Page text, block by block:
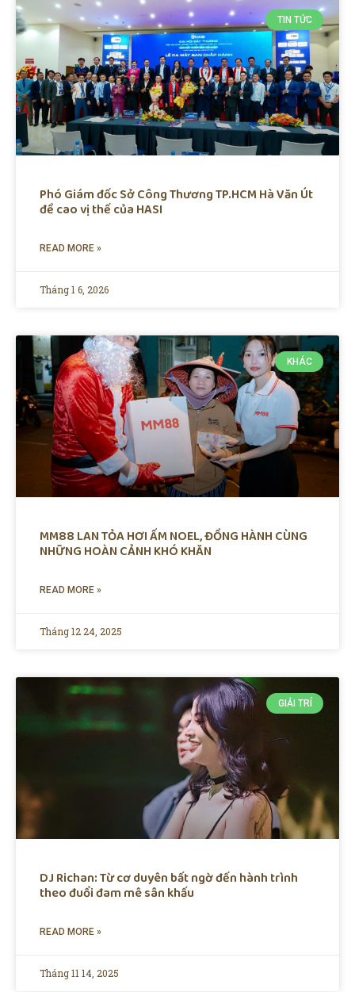
TIN TỨC
Phó Giám đốc Sở Công Thương TP.HCM Hà Văn Út
đề cao vị thế của HASI
READ MORE »
Tháng 1 6, 2026
KHÁC
MM88 LAN TỎA HƠI ẤM NOEL, ĐỒNG HÀNH CÙNG
NHỮNG HOÀN CẢNH KHÓ KHĂN
READ MORE »
Tháng 12 24, 2025
GIẢI TRÍ
DJ Richan: Từ cơ duyên bất ngờ đến hành trình
theo đuổi đam mê sân khấu
READ MORE »
Tháng 11 14, 2025